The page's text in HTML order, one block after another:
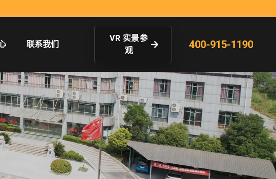
联系我们
VR 实景参
观
400-915-1190